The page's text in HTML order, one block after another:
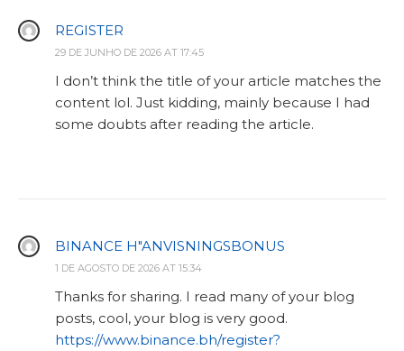
REGISTER
29 DE JUNHO DE 2026 AT 17:45
I don’t think the title of your article matches the
content lol. Just kidding, mainly because I had
some doubts after reading the article.
BINANCE H"ANVISNINGSBONUS
1 DE AGOSTO DE 2026 AT 15:34
Thanks for sharing. I read many of your blog
posts, cool, your blog is very good.
https://www.binance.bh/register?